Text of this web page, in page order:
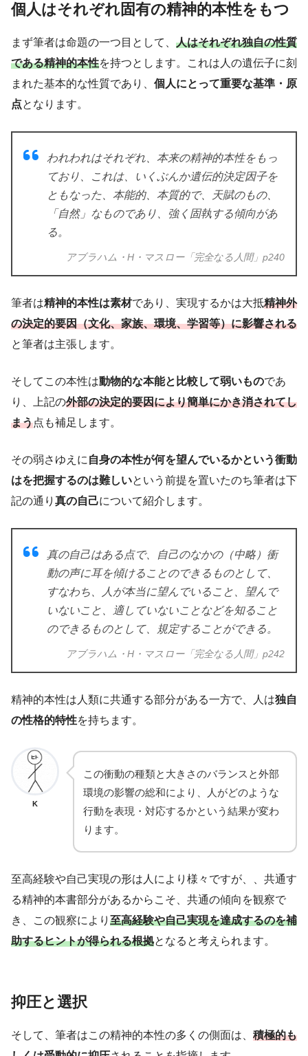
個人はそれぞれ固有の精神的本性をもつ
まず筆者は命題の一つ目として、 人はそれぞれ独自の性質
である精神的本性を持つとします。これは人の遺伝子に刻
まれた基本的な性質であり、 個人にとって重要な基準・原
点となります。
われわれはそれぞれ、本来の精神的本性をもっ
ており、これは、いくぶんか遺伝的決定因子を
ともなった、本能的、本質的で、天賦のもの、
「自然」なものであり、強く固執する傾向があ
る。
アブラハム・H・マスロー「完全なる人間」p240
筆者は精神的本性は素材であり、実現するかは大抵精神外
の決定的要因（文化、家族、環境、学習等）に影響される
と筆者は主張します。
そしてこの本性は動物的な本能と比較して弱いものであ
り、上記の外部の決定的要因により簡単にかき消されてし
まう点も補足します。
その弱さゆえに 自身の本性が何を望んでいるかという衝動
はを把握するのは難しいという前提を置いたのち筆者は下
記の通り 真の自己について紹介します。
真の自己はある点で、自己のなかの（中略）衝
動の声に耳を傾けることのできるものとして、
すなわち、人が本当に望んでいること、望んで
いないこと、適していないことなどを知ること
のできるものとして、規定することができる。
アブラハム・H・マスロー「完全なる人間」p242
精神的本性は人類に共通する部分がある一方で、人は独自
の性格的特性を持ちます。
K
この衝動の種類と大きさのバランスと外部
環境の影響の総和により、人がどのような
行動を表現・対応するかという結果が変わ
ります。
至高経験や自己実現の形は人により様々ですが、、共通す
る精神的本書部分があるからこそ、共通の傾向を観察で
き、この観察により 至高経験や自己実現を達成するのを補
助するヒントが得られる根拠となると考えられます。
抑圧と選択
そして、筆者はこの精神的本性の多くの側面は、 積極的も